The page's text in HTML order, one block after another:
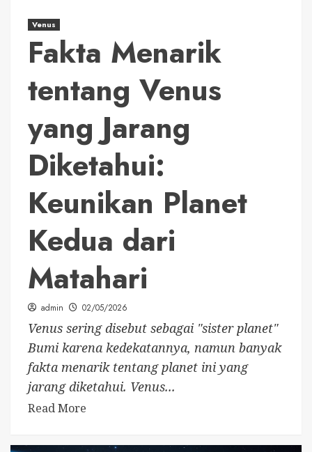
Venus
Fakta Menarik
tentang Venus
yang Jarang
Diketahui:
Keunikan Planet
Kedua dari
Matahari
admin 02/05/2026
Venus sering disebut sebagai "sister planet"
Bumi karena kedekatannya, namun banyak
fakta menarik tentang planet ini yang
jarang diketahui. Venus...
Read More